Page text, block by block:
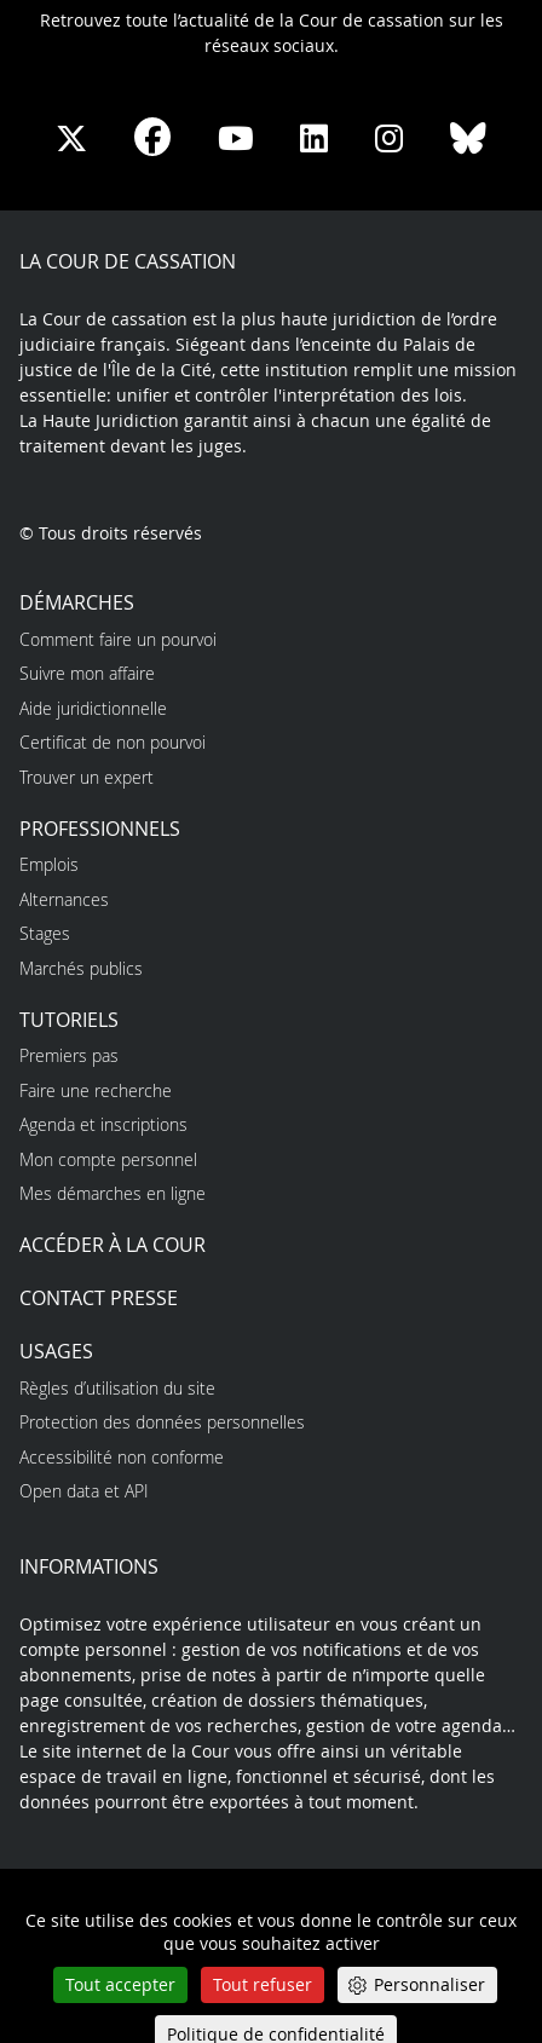
Ce site utilise des cookies et vous donne le contrôle sur ceux
que vous souhaitez activer
Tout accepter
Tout refuser Personnaliser
Politique de confidentialité
Retrouvez toute l’actualité de la Cour de cassation sur les
réseaux sociaux.
Share
X
Share
Facebook
Share
Youtube
Share
LinkedIn
Share
Instagram
LA COUR DE CASSATION
La Cour de cassation est la plus haute juridiction de l’ordre
judiciaire français. Siégeant dans l’enceinte du Palais de
justice de l'Île de la Cité, cette institution remplit une mission
essentielle: unifier et contrôler l'interprétation des lois.
La Haute Juridiction garantit ainsi à chacun une égalité de
traitement devant les juges.
© Tous droits réservés
DÉMARCHES
Comment faire un pourvoi
Suivre mon affaire
Aide juridictionnelle
Certificat de non pourvoi
Trouver un expert
PROFESSIONNELS
Emplois
Alternances
Stages
Marchés publics
TUTORIELS
Premiers pas
Faire une recherche
Agenda et inscriptions
Mon compte personnel
Mes démarches en ligne
ACCÉDER À LA COUR
CONTACT PRESSE
USAGES
Règles d’utilisation du site
Protection des données personnelles
Accessibilité non conforme
Open data et API
INFORMATIONS
Optimisez votre expérience utilisateur en vous créant un
compte personnel : gestion de vos notifications et de vos
abonnements, prise de notes à partir de n’importe quelle
page consultée, création de dossiers thématiques,
enregistrement de vos recherches, gestion de votre agenda…
Le site internet de la Cour vous offre ainsi un véritable
espace de travail en ligne, fonctionnel et sécurisé, dont les
données pourront être exportées à tout moment.
Politique de confidentialité
Queue-Fair